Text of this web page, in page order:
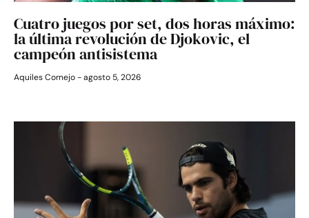
Cuatro juegos por set, dos horas máximo:
la última revolución de Djokovic, el
campeón antisistema
Aquiles Cornejo agosto 5, 2026